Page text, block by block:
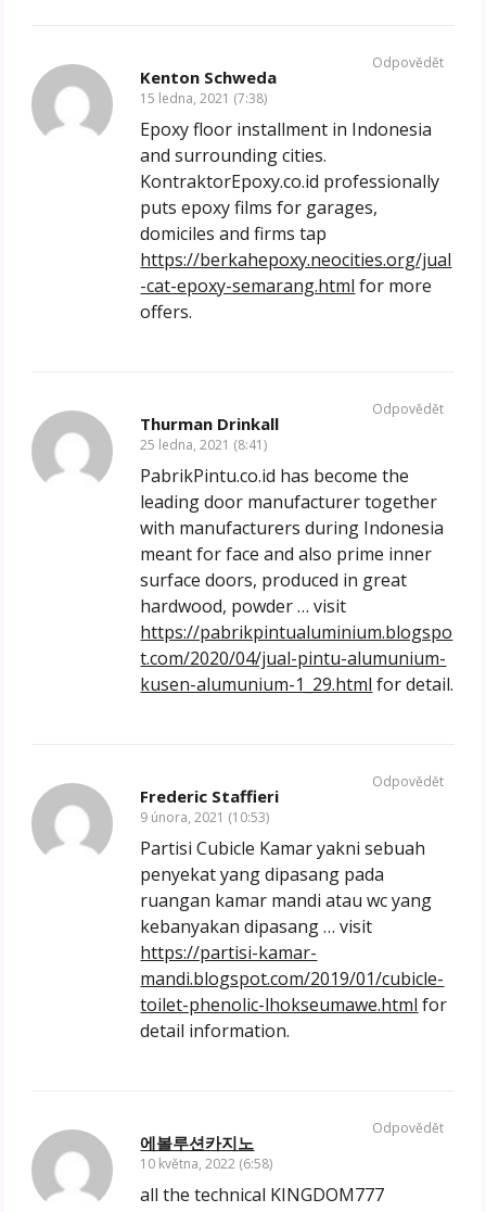
Kenton Schweda
15 ledna, 2021 (7:38)
Epoxy floor installment in Indonesia
and surrounding cities.
KontraktorEpoxy.co.id professionally
puts epoxy films for garages,
domiciles and firms tap
https://berkahepoxy.neocities.org/jual
-cat-epoxy-semarang.html for more
offers.
Odpovědět
Thurman Drinkall
25 ledna, 2021 (8:41)
PabrikPintu.co.id has become the
leading door manufacturer together
with manufacturers during Indonesia
meant for face and also prime inner
surface doors, produced in great
hardwood, powder … visit
https://pabrikpintualuminium.blogspo
t.com/2020/04/jual-pintu-alumunium-
kusen-alumunium-1_29.html for detail.
Odpovědět
Frederic Staffieri
9 února, 2021 (10:53)
Partisi Cubicle Kamar yakni sebuah
penyekat yang dipasang pada
ruangan kamar mandi atau wc yang
kebanyakan dipasang … visit
https://partisi-kamar-
mandi.blogspot.com/2019/01/cubicle-
toilet-phenolic-lhokseumawe.html for
detail information.
Odpovědět
에볼루션카지노
10 května, 2022 (6:58)
all the technical KINGDOM777
Odpovědět